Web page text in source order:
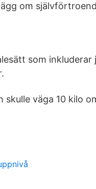
om
som inkluderar
väga 10 kilo